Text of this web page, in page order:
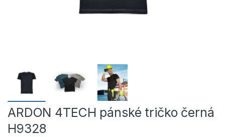
ARDON 4TECH pánské tričko černá
H9328